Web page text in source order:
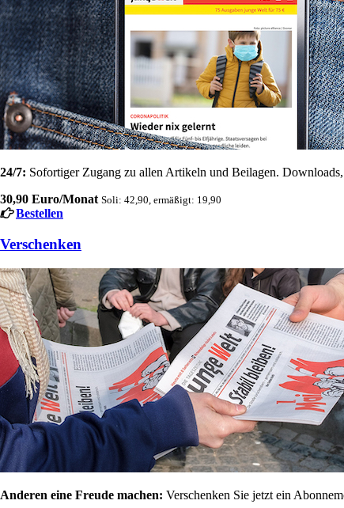
24/7: Sofortiger Zugang zu allen Artikeln und Beilagen.
30,90 Euro/Monat Soli: 42,90, ermäßigt: 19,90
Bestellen
Verschenken
Anderen eine Freude machen: Verschenken Sie jetzt ein